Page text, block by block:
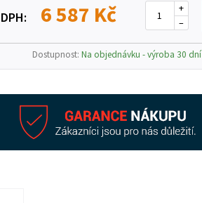
6 587 Kč –
+
Dostupnost: Na objednávku - výroba 30 dní